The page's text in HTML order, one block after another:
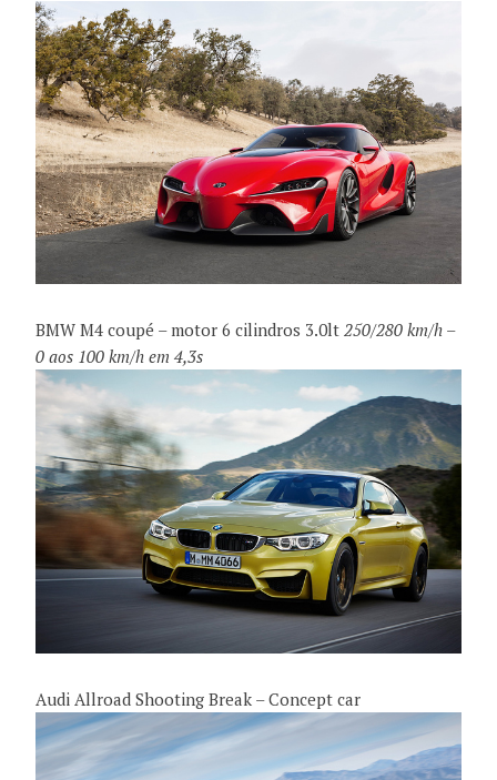
BMW M4 coupé – motor 6 cilindros 3.0lt 250/280 km/h –
0 aos 100 km/h em 4,3s
Audi Allroad Shooting Break – Concept car